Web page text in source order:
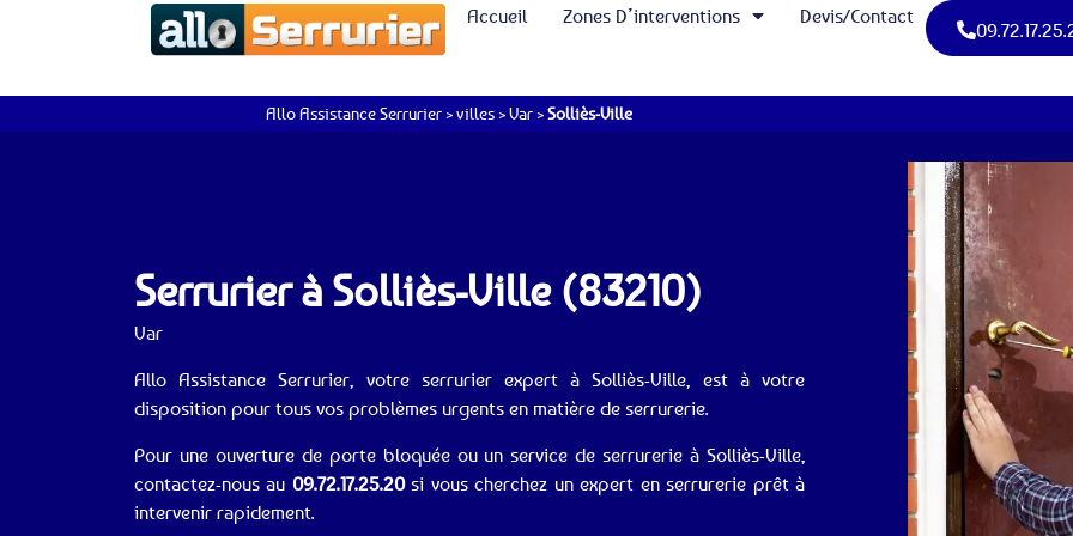
Accueil Zones D’interventions Devis/Contact
Allo Assistance Serrurier >villes >Var >Solliès-Ville
Serrurier à Solliès-Ville (83210)
Var
Allo Assistance Serrurier, votre serrurier expert à Solliès-Ville, est à votre
disposition pour tous vos problèmes urgents en matière de serrurerie.
Pour une ouverture de porte bloquée ou un service de serrurerie à Solliès-Ville,
contactez-nous au 09.72.17.25.20si vous cherchez un expert en serrurerie prêt à
intervenir rapidement.